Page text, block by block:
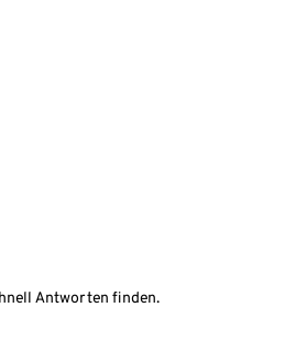
Antworten finden.